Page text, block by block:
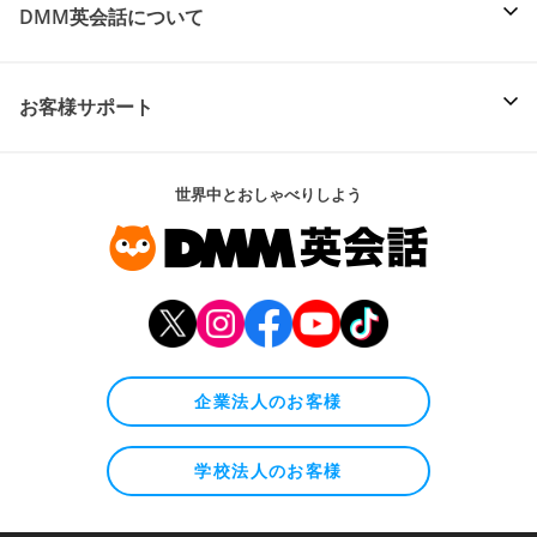
DMM英会話について
お客様サポート
世界中とおしゃべりしよう
企業法人のお客様
学校法人のお客様